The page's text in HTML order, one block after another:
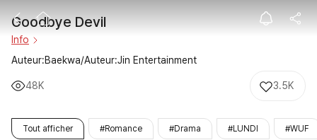
Goodbye Devil
Goodbye Devil
Info
Auteur:Baekwa/Auteur:Jin Entertainment
48K 3.5K
Tout afficher #Romance #Drama #LUNDI #WUF